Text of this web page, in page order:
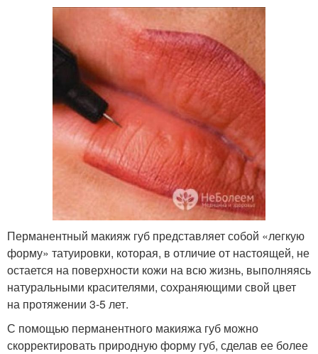
Перманентный макияж губ представляет собой «легкую
форму» татуировки, которая, в отличие от настоящей, не
остается на поверхности кожи на всю жизнь, выполняясь
натуральными красителями, сохраняющими свой цвет
на протяжении 3-5 лет.
С помощью перманентного макияжа губ можно
скорректировать природную форму губ, сделав ее более